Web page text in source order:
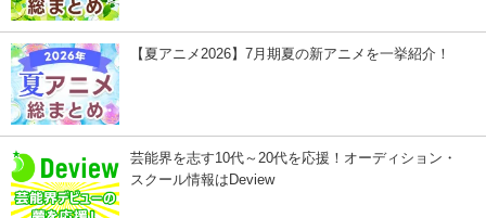
【夏アニメ2026】7月期夏の新アニメを一挙紹介！
芸能界を志す10代～20代を応援！オーディション・
スクール情報はDeview